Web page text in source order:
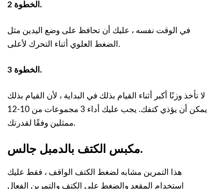
الخطوة 2.
في الوقت نفسه ، عليك أن تحافظ على وضع اليدين مثل
الضغط العلوي أثناء التحرك لأعلى.
الخطوة 3.
لا تأخذ وزنًا أكبر أثناء القيام بذلك في البداية ، لأن القيام بذلك
يمكن أن يؤذي كتفك. يجب عليك أداء 3 مجموعات من 10-12
ممثلين وفقًا لقدرتك.
مكبس الكتف بالدمبل جالس.
هذا التمرين مشابه لضغط الكتف الواقف ، فقط عليك
استخدام المقعد والضغط على الكتف والتمرين الفعال